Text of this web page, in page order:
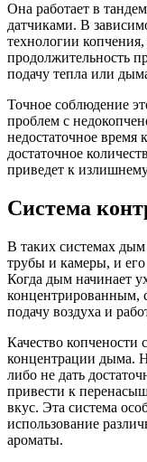
Она работает в
датчиками. В
технологии
продолжительность
подачу тепла или
Точное соблюдение
проблем с
недостаточное время
достаточное
приведет к
Система
В таких системах дым
трубы и камеры, и его
Когда дым начинает
концентрированным,
подачу воздуха и
Качество копчености
концентрации дыма.
либо не дать
привести к
вкус. Эта система
использование
ароматы.